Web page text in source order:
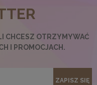
CHCESZ OTRZYMYWAĆ
I PROMOCJACH.
ZAPISZ SIĘ